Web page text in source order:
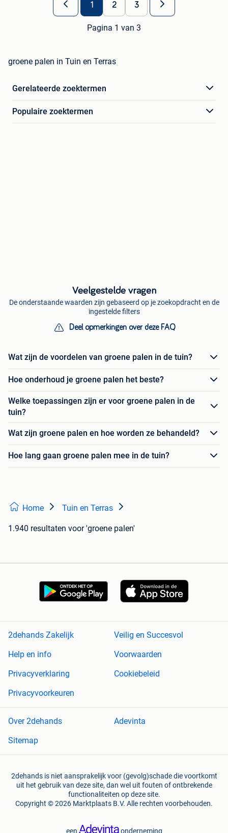
1 2 3
Pagina 1 van 3
groene palen in Tuin en Terras
Gerelateerde zoektermen
Populaire zoektermen
Veelgestelde vragen
De onderstaande waarden zijn gebaseerd op je zoekopdracht en de
ingestelde filters
Deel opmerkingen over deze FAQ
Wat zijn de voordelen van groene palen in de tuin?
Hoe onderhoud je groene palen het beste?
Welke toepassingen zijn er voor groene palen in de
tuin?
Wat zijn groene palen en hoe worden ze behandeld?
Hoe lang gaan groene palen mee in de tuin?
Home Tuin en Terras
1.940 resultaten voor 'groene palen'
2dehands Zakelijk
Veilig en Succesvol
Help en info
Voorwaarden
Privacyverklaring
Cookiebeleid
Privacyvoorkeuren
Over 2dehands
Adevinta
Sitemap
2dehands is niet aansprakelijk voor (gevolg)schade die voortkomt
uit het gebruik van deze site, dan wel uit fouten of ontbrekende
functionaliteiten op deze site.
Copyright © 2026 Marktplaats B.V. Alle rechten voorbehouden.
een onderneming